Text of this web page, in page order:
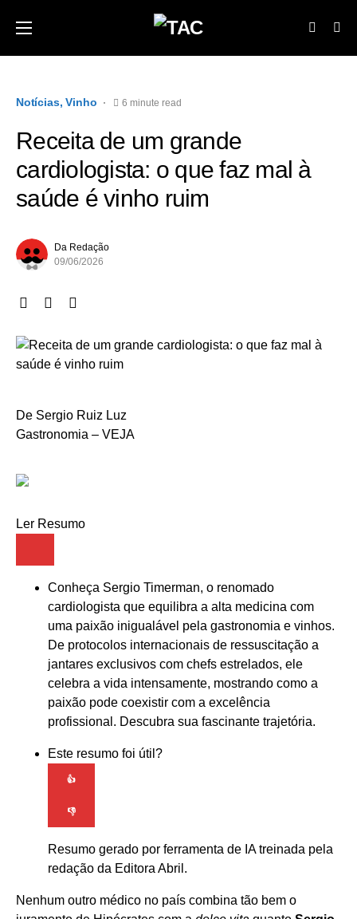
Notícias Vinho 6 minute read
Receita de um grande
cardiologista: o que faz mal à
saúde é vinho ruim
Da Redação
09/06/2026
De Sergio Ruiz Luz
Gastronomia – VEJA
Ler Resumo
Conheça Sergio Timerman, o renomado
cardiologista que equilibra a alta medicina com
uma paixão inigualável pela gastronomia e vinhos.
De protocolos internacionais de ressuscitação a
jantares exclusivos com chefs estrelados, ele
celebra a vida intensamente, mostrando como a
paixão pode coexistir com a excelência
profissional. Descubra sua fascinante trajetória.
Este resumo foi útil?
👍
👎
Resumo gerado por ferramenta de IA treinada pela
redação da Editora Abril.
Nenhum outro médico no país combina tão bem o